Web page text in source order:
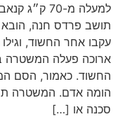
למעלה מ-
תושב פרדס חנה,
עקבו אחר החשוד,
ארוכה פעלה המשטרה
החשוד. כאמור, הסם
הומה אדם. המשטרה
סכנה או […]